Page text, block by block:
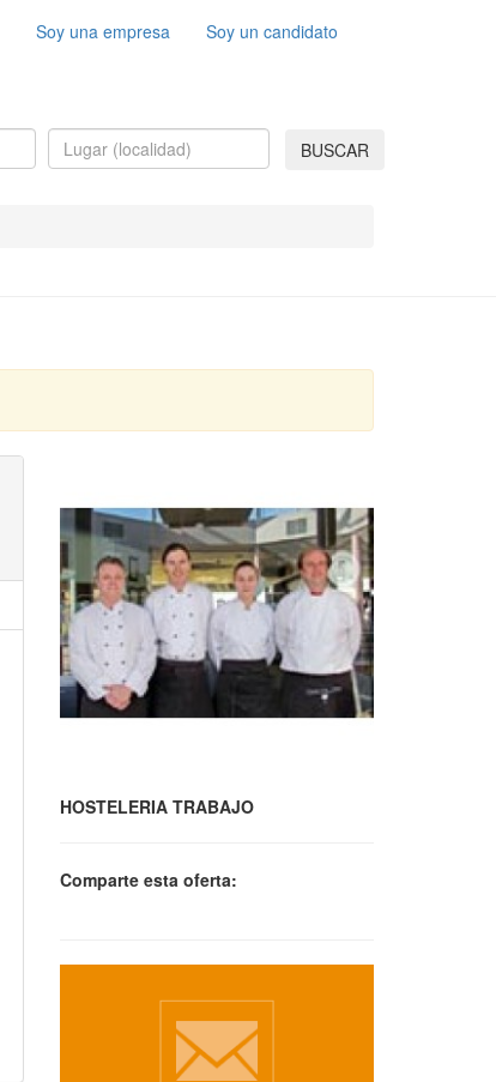
Soy una empresa Soy un candidato
BUSCAR
HOSTELERIA TRABAJO
Comparte esta oferta: